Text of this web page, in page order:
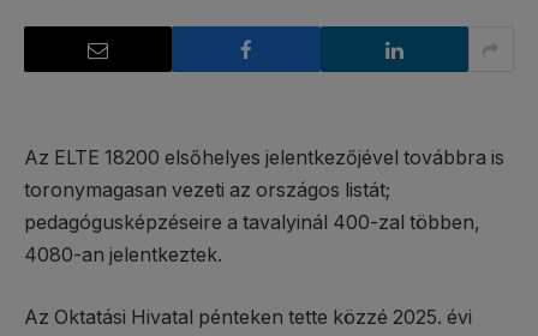
Az ELTE 18200 elsőhelyes jelentkezőjével továbbra is
toronymagasan vezeti az országos listát;
pedagógusképzéseire a tavalyinál 400-zal többen,
4080-an jelentkeztek.
Az Oktatási Hivatal pénteken tette közzé 2025. évi